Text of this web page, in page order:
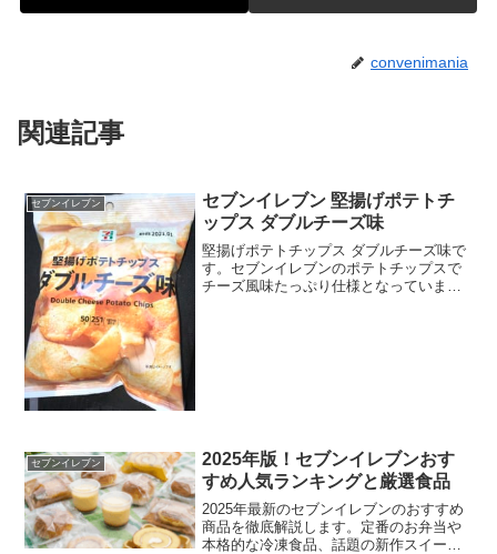
convenimania
関連記事
セブンイレブン
セブンイレブン 堅揚げポテトチ
ップス ダブルチーズ味
堅揚げポテトチップス ダブルチーズ味で
す。セブンイレブンのポテトチップスで
チーズ風味たっぷり仕様となっていま
セブンイレブン
2025年版！セブンイレブンおす
すめ人気ランキングと厳選食品
2025年最新のセブンイレブンのおすすめ
商品を徹底解説します。定番のお弁当や
本格的な冷凍食品、話題の新作スイーツ